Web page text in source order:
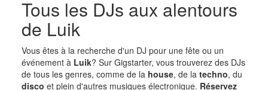
Tous les DJs aux alentours
de Luik
Vous êtes à la recherche d'un DJ pour une fête ou un
événement à Luik? Sur Gigstarter, vous trouverez des DJs
de tous les genres, comme de la house, de la techno, du
disco et plein d'autres musiques électronique. Réservez